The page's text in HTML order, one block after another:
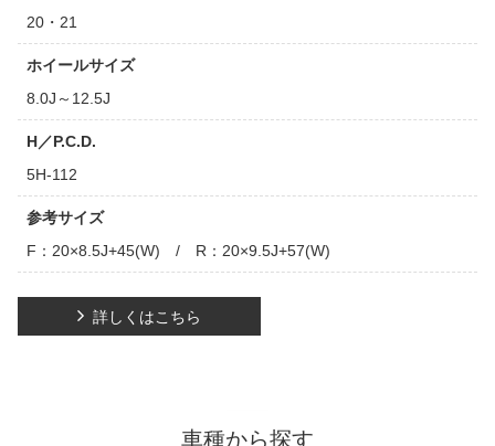
20・21
ホイールサイズ
8.0J～12.5J
H／P.C.D.
5H-112
参考サイズ
F：20×8.5J+45(W) / R：20×9.5J+57(W)
詳しくはこちら
車種から探す